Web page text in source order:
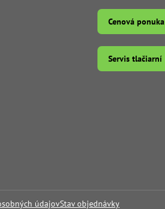
Cenová ponuka
Servis tlačiarní
údajovStav objednávky